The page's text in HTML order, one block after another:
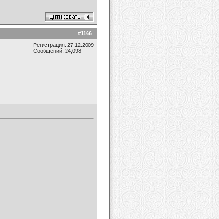
#1166
Регистрация: 27.12.2009
Сообщений: 24,098